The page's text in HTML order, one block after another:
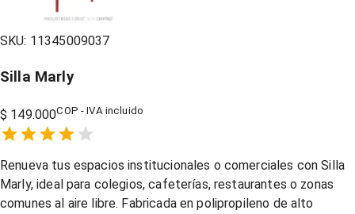
SKU: 11345009037
Silla Marly
$ 149.000COP - IVA incluido
1 Star,
2 Stars,
3 Stars,
4 Stars,
5 Stars,
Renueva tus espacios institucionales o comerciales con Silla
Marly, ideal para colegios, cafeterías, restaurantes o zonas
comunes al aire libre. Fabricada en polipropileno de alto